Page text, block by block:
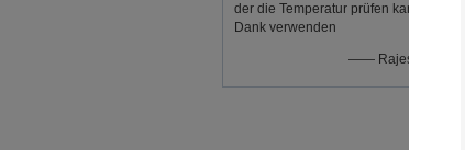
der die Temperatur prüfen kann,
Dank verwenden
—— Rajesmay